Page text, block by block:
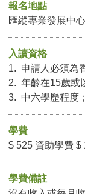
報名地點
匯縱專業發展中
入讀資格
1. 申請人必須為
2. 年齡在15歲或
3. 中六學歷程度
學費
$ 525 資助學費 $
學費備註